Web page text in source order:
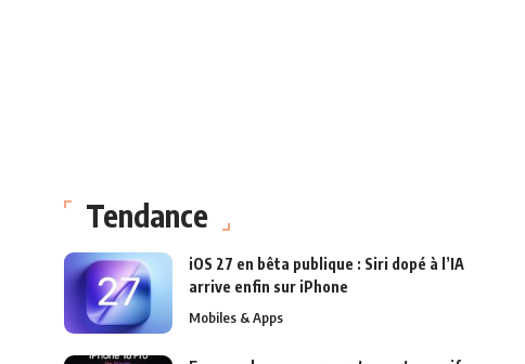
Tendance
iOS 27 en bêta publique : Siri dopé à l’IA
arrive enfin sur iPhone
Mobiles & Apps